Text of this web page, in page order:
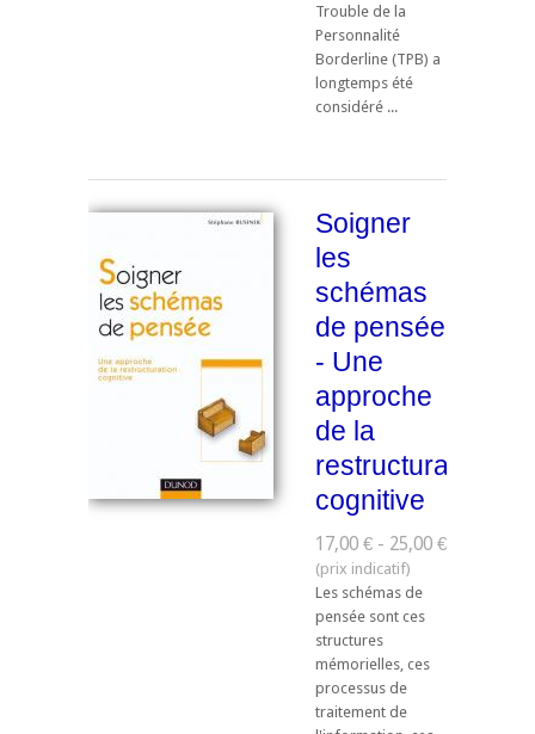
Trouble de la
Personnalité
Borderline (TPB) a
longtemps été
considéré ...
Soigner
les
schémas
de pensée
- Une
approche
de la
restructuration
cognitive
17,00 € - 25,00 €
Les schémas de
pensée sont ces
structures
mémorielles, ces
processus de
traitement de